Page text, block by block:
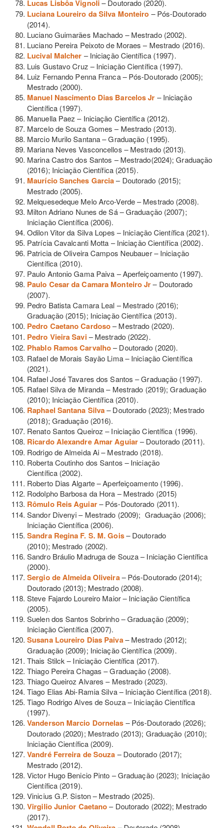
Lucas Lisbôa Vignoli– Doutorado (2020).
Luciana Loureiro da Silva Monteiro – Pós-Doutorado
(2014).
Luciano Guimarães Machado – Mestrado (2002).
Luciano Pereira Peixoto de Moraes – Mestrado (2016).
Lucival Malcher – Iniciação Científica (1997).
Luis Gustavo Cruz – Iniciação Científica (1997).
Luiz Fernando Penna Franca – Pós-Doutorado (2005);
Mestrado (2000).
Manuel Nascimento Dias Barcelos Jr – Iniciação
Científica (1997).
Manuella Paez – Iniciação Científica (2012).
Marcelo de Souza Gomes – Mestrado (2013).
Marcio Murilo Santana – Graduação (1995).
Mariana Neves Vasconcellos – Mestrado (2013).
Marina Castro dos Santos – Mestrado(2024); Graduação
(2016); Iniciação Científica (2015).
Maurício Sanches Garcia– Doutorado (2015);
Mestrado (2005).
Melquesedeque Melo Arco-Verde – Mestrado (2008).
Milton Adriano Nunes de Sá – Graduação (2007);
Iniciação Científica (2006).
Odilon Vitor da Silva Lopes – Iniciação Científica (2021).
Patrícia Cavalcanti Motta – Iniciação Científica (2002).
Patricia de Oliveira Campos Neubauer – Iniciação
Científica (2010).
Paulo Antonio Gama Paiva – Aperfeiçoamento (1997).
Paulo Cesar da Camara Monteiro Jr– Doutorado
(2007).
Pedro Batista Camara Leal – Mestrado (2016);
Graduação (2015); Iniciação Científica (2013).
Pedro Caetano Cardoso– Mestrado (2020).
Pedro Vieira Savi– Mestrado (2022).
Phablo Ramos Carvalho– Doutorado (2020).
Rafael de Morais Sayão Lima – Iniciação Científica
(2021).
Rafael José Tavares dos Santos – Graduação (1997).
Rafael Silva de Miranda– Mestrado (2019); Graduação
(2010); Iniciação Científica (2010).
Raphael Santana Silva –Doutorado (2023); Mestrado
(2018); Graduação (2016).
Renato Santos Queiroz–Iniciação Científica (1996).
Ricardo Alexandre Amar Aguiar– Doutorado (2011).
Rodrigo de Almeida Ai – Mestrado (2018).
Roberta Coutinho dos Santos –Iniciação
Científica (2002).
Roberto Dias Algarte – Aperfeiçoamento (1996).
Rodolpho Barbosa da Hora – Mestrado (2015)
Rômulo Reis Aguiar– Pós-Doutorado (2011).
Sandor Divenyi – Mestrado (2009); Graduação (2006);
Iniciação Científica (2006).
Sandra Regina F. S. M. Gois– Doutorado
(2010); Mestrado (2002).
Sandro Bráulio Madruga de Souza – Iniciação Científica
(2000).
Sergio de Almeida Oliveira– Pós-Doutorado (2014);
Doutorado (2013); Mestrado (2008).
Steve Fajardo Loureiro Maior – Iniciação Científica
(2005).
Suelen dos Santos Sobrinho – Graduação (2009);
Iniciação Científica (2007).
Susana Loureiro Dias Paiva– Mestrado (2012);
Graduação (2009); Iniciação Científica (2009).
Thais Stilck – Iniciação Científica (2017).
Thiago Pereira Chagas – Graduação (2008).
Thiago Queiroz Alvares – Mestrado (2023).
Tiago Elias Abi-Ramia Silva – Iniciação Científica (2018).
Tiago Rodrigo Alves de Souza – Iniciação Científica
(1997).
Vanderson Marcio Dornelas – Pós-Doutorado (2026);
Doutorado (2020); Mestrado (2013); Graduação (2010);
Iniciação Científica (2009).
Vandré Ferreira de Souza – Doutorado (2017);
Mestrado (2012).
Victor Hugo Benicio Pinto – Graduação (2023); Iniciação
Científica (2019).
Vinicius G.P. Siston – Mestrado (2025).
Virgilio Junior Caetano– Doutorado (2022); Mestrado
(2017).